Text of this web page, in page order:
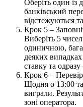
Оберіть один із
банківський
відстежуються
Крок 5 –
Виберіть 5
одиничною,
деяких
ставку та
Крок 6 –
Щодня о 13:00
виграли.
зоні оператора.